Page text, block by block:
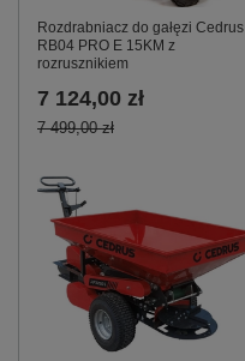
Rozdrabniacz do gałęzi Cedrus
RB04 PRO E 15KM z
rozrusznikiem
7 124,00 zł
7 499,00 zł